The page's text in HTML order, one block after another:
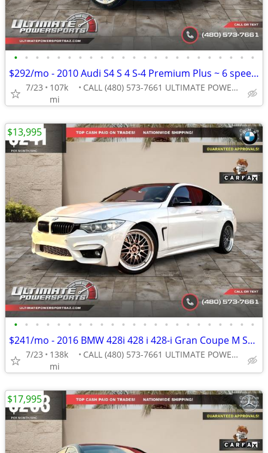
• • • • • • • • • • • • • • • • • • • • • • •
$292/mo - 2010 Audi S4 S 4 S-4 Premium Plus ~ 6 speed ~ Sprint Blue Pe
7/23
107k
mi
CALL (480) 573-7661 ULTIMATE POWERSPORTS
• • • • • • • • • • • • • • • • • • • • • • •
$241/mo - 2016 BMW 428i 428 i 428-i Gran Coupe M Sport W/ Red Interior
7/23
138k
mi
CALL (480) 573-7661 ULTIMATE POWERSPORTS
$13,995
$17,995